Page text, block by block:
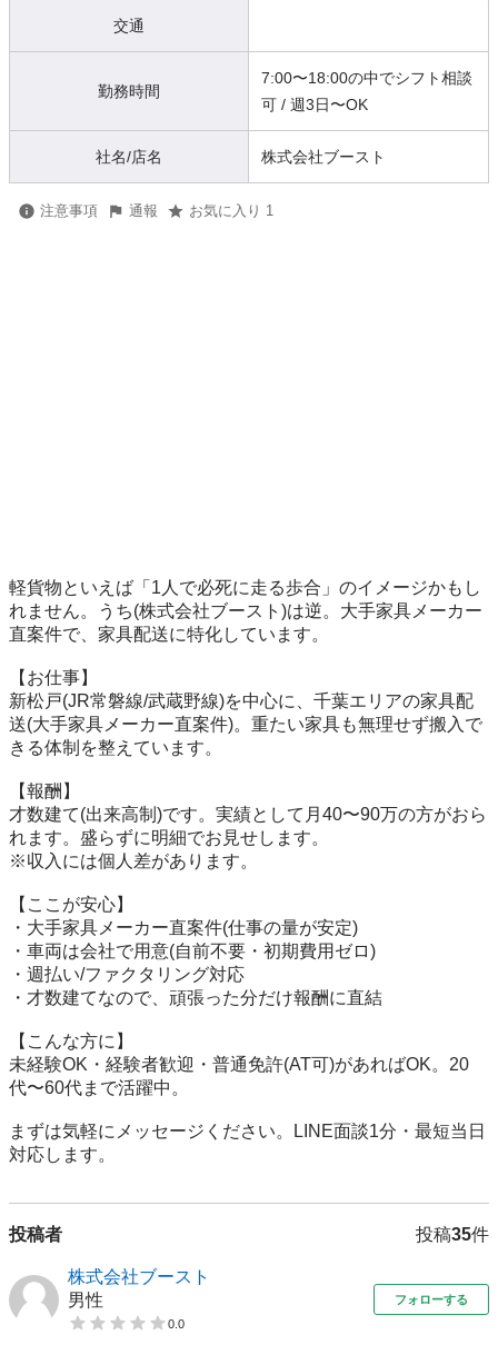
交通
勤務時間
7:00〜18:00の中でシフト相談
可 / 週3日〜OK
社名/店名 株式会社ブースト
注意事項 通報 お気に入り 1
軽貨物といえば「1人で必死に走る歩合」のイメージかもし
れません。うち(株式会社ブースト)は逆。大手家具メーカー
直案件で、家具配送に特化しています。
【お仕事】
新松戸(JR常磐線/武蔵野線)を中心に、千葉エリアの家具配
送(大手家具メーカー直案件)。重たい家具も無理せず搬入で
きる体制を整えています。
【報酬】
才数建て(出来高制)です。実績として月40〜90万の方がおら
れます。盛らずに明細でお見せします。
※収入には個人差があります。
【ここが安心】
・大手家具メーカー直案件(仕事の量が安定)
・車両は会社で用意(自前不要・初期費用ゼロ)
・週払い/ファクタリング対応
・才数建てなので、頑張った分だけ報酬に直結
【こんな方に】
未経験OK・経験者歓迎・普通免許(AT可)があればOK。20
代〜60代まで活躍中。
まずは気軽にメッセージください。LINE面談1分・最短当日
対応します。
投稿者 投稿35件
株式会社ブースト
男性
0.0
フォローする